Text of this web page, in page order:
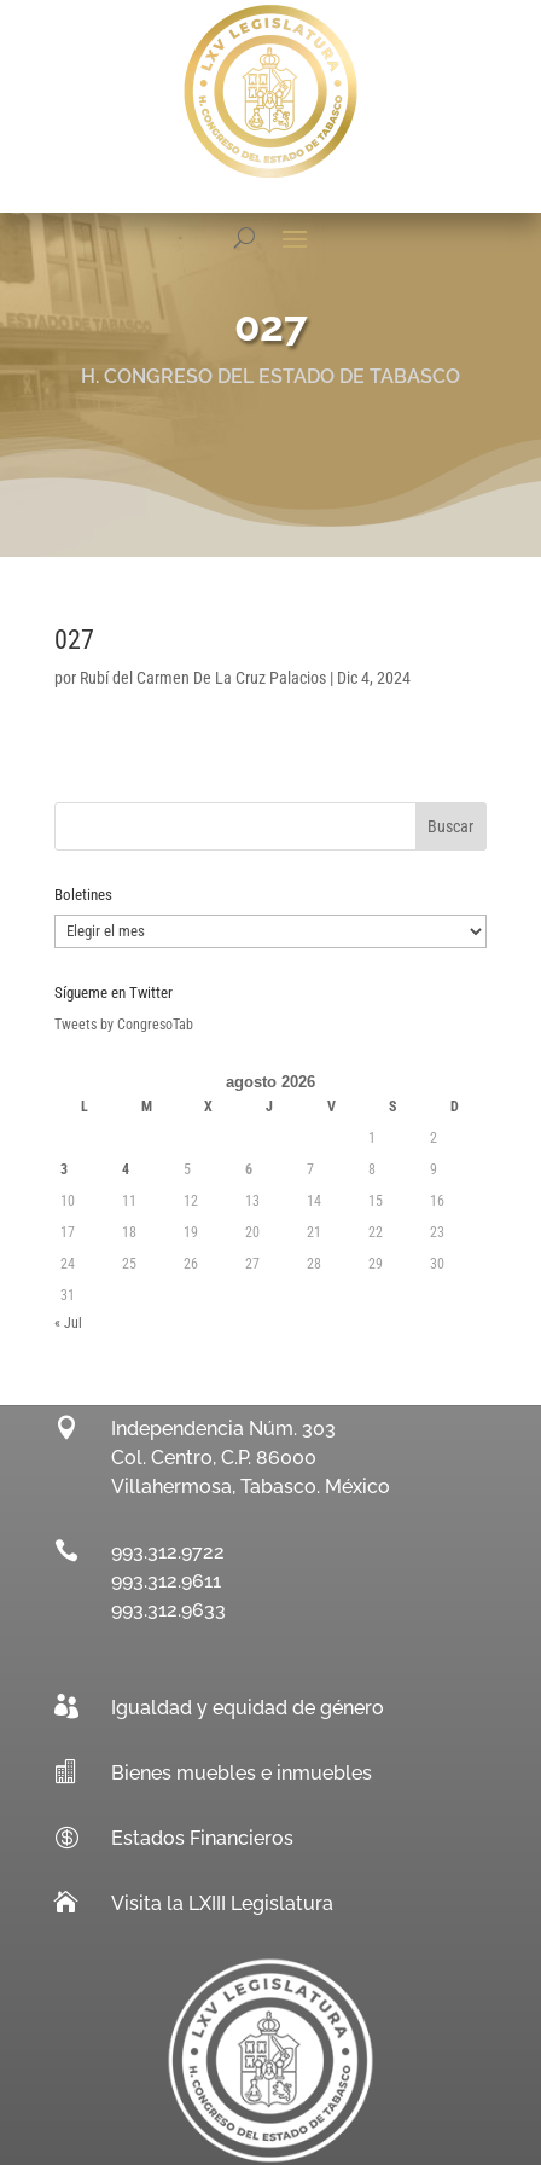
027
H. CONGRESO DEL ESTADO DE TABASCO
027
por Rubí del Carmen De La Cruz Palacios| Dic 4, 2024
Boletines
Boletines
Sígueme en Twitter
Tweets by CongresoTab
agosto 2026
L M X J V S
D
1
2
3
4 5 6 7 8
9
10
11 12 13 14 15
16
17
18 19 20 21 22
23
24
25 26 27 28 29
30
31
« Jul

Independencia Núm. 303
Col. Centro, C.P. 86000
Villahermosa, Tabasco. México

993.312.9722
993.312.9611
993.312.9633
 Igualdad y equidad de género
 Bienes muebles e inmuebles
 Estados Financieros
 Visita la LXIII Legislatura